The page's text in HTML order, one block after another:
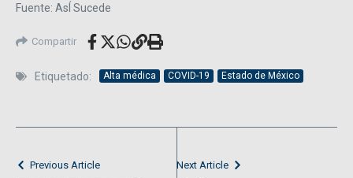
Fuente: AsÍ Sucede
Compartir
Etiquetado: Alta médica COVID-19 Estado de México
Previous Article Next Article